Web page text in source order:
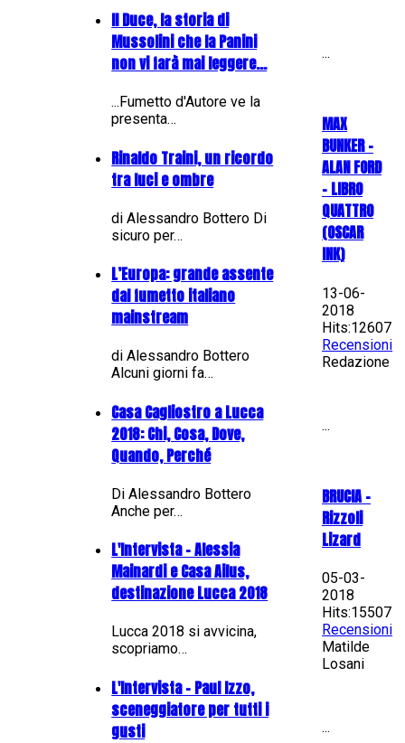
Il Duce, la storia di
Mussolini che la Panini
non vi farà mai leggere...
...Fumetto d'Autore ve la
presenta…
Rinaldo Traini, un ricordo
tra luci e ombre
di Alessandro Bottero Di
sicuro per…
L’Europa: grande assente
dal fumetto italiano
mainstream
di Alessandro Bottero
Alcuni giorni fa…
Casa Cagliostro a Lucca
2018: Chi, Cosa, Dove,
Quando, Perché
Di Alessandro Bottero
Anche per…
L'Intervista - Alessia
Mainardi e Casa Ailus,
destinazione Lucca 2018
Lucca 2018 si avvicina,
scopriamo…
L'Intervista - Paul Izzo,
sceneggiatore per tutti i
gusti
...
MAX
BUNKER –
ALAN FORD
– LIBRO
QUATTRO
(OSCAR
INK)
13-06-
2018
Hits:12607
Recensioni
Redazione
...
BRUCIA -
Rizzoli
Lizard
05-03-
2018
Hits:15507
Recensioni
Matilde
Losani
...